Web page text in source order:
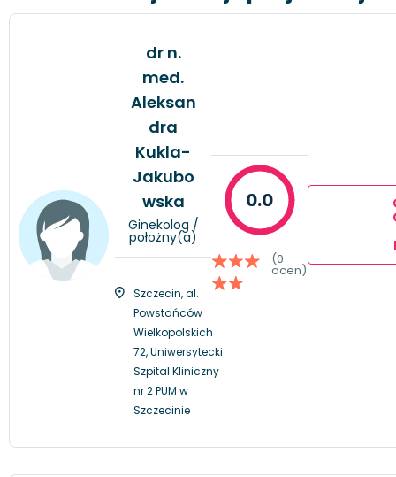
dr n.
med.
Aleksan
dra
Kukla-
Jakubo
wska
Ginekolog /
położny(a)
Szczecin, al.
Powstańców
Wielkopolskich
72, Uniwersytecki
Szpital Kliniczny
nr 2 PUM w
Szczecinie
0.0
(0
ocen)